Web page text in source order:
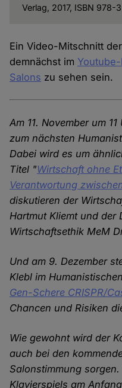
Verlag, 2017, ISBN
Ein Video-Mitschnitt
demnächst im
Salons zu sehen sein.
Am 11. November um
zum nächsten
Dabei wird es um
Titel "Wirtschaft ohne
Verantwortung
diskutieren der
Hartmut Kliemt und der
Wirtschaftsethik MeM
Und am 9. Dezember
Klebl im
Gen-Schere CRISPR/
Chancen und Risiken
Wie gewohnt wird der
auch bei den
Salonstimmung
Klavierspiels am